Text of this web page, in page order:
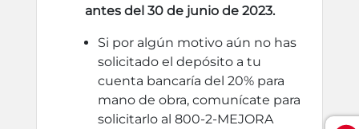
antes del 30 de junio de 2023.
Si por algún motivo aún no has
solicitado el depósito a tu
cuenta bancaría del 20% para
mano de obra, comunícate para
solicitarlo al 800-2-MEJORA